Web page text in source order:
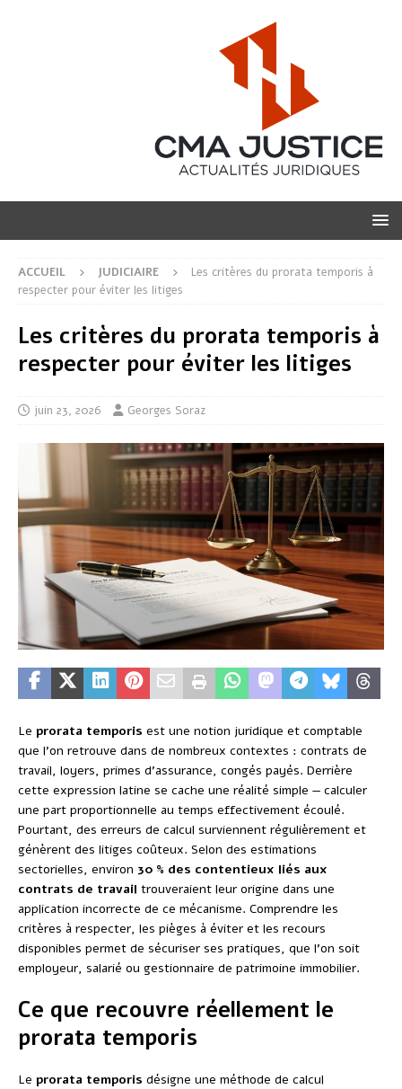
ACCUEIL JUDICIAIRE
Les critères du prorata temporis à
respecter pour éviter les litiges
Les critères du prorata temporis à
respecter pour éviter les litiges
juin 23, 2026 Georges Soraz
Le prorata temporis est une notion juridique et comptable
que l’on retrouve dans de nombreux contextes : contrats de
travail, loyers, primes d’assurance, congés payés. Derrière
cette expression latine se cache une réalité simple — calculer
une part proportionnelle au temps effectivement écoulé.
Pourtant, des erreurs de calcul surviennent régulièrement et
génèrent des litiges coûteux. Selon des estimations
sectorielles, environ 30 % des contentieux liés aux
contrats de travail trouveraient leur origine dans une
application incorrecte de ce mécanisme. Comprendre les
critères à respecter, les pièges à éviter et les recours
disponibles permet de sécuriser ses pratiques, que l’on soit
employeur, salarié ou gestionnaire de patrimoine immobilier.
Ce que recouvre réellement le
prorata temporis
Le prorata temporis désigne une méthode de calcul